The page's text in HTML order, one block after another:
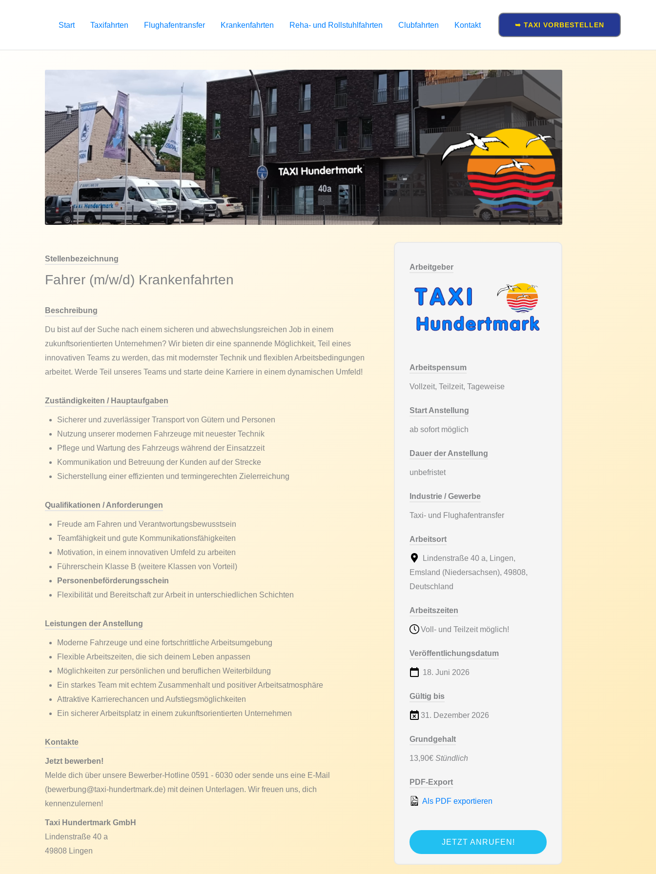
Start Taxifahrten Flughafentransfer Krankenfahrten Reha- und Rollstuhlfahrten Clubfahrten Kontakt ➥ TAXI VORBESTELLEN
Stellenbezeichnung
Fahrer (m/w/d) Krankenfahrten
Beschreibung
Du bist auf der Suche nach einem sicheren und abwechslungsreichen Job in einem
zukunftsorientierten Unternehmen? Wir bieten dir eine spannende Möglichkeit, Teil eines
innovativen Teams zu werden, das mit modernster Technik und flexiblen Arbeitsbedingungen
arbeitet. Werde Teil unseres Teams und starte deine Karriere in einem dynamischen Umfeld!
Zuständigkeiten / Hauptaufgaben
Sicherer und zuverlässiger Transport von Gütern und Personen
Nutzung unserer modernen Fahrzeuge mit neuester Technik
Pflege und Wartung des Fahrzeugs während der Einsatzzeit
Kommunikation und Betreuung der Kunden auf der Strecke
Sicherstellung einer effizienten und termingerechten Zielerreichung
Qualifikationen / Anforderungen
Freude am Fahren und Verantwortungsbewusstsein
Teamfähigkeit und gute Kommunikationsfähigkeiten
Motivation, in einem innovativen Umfeld zu arbeiten
Führerschein Klasse B (weitere Klassen von Vorteil)
Personenbeförderungsschein
Flexibilität und Bereitschaft zur Arbeit in unterschiedlichen Schichten
Leistungen der Anstellung
Moderne Fahrzeuge und eine fortschrittliche Arbeitsumgebung
Flexible Arbeitszeiten, die sich deinem Leben anpassen
Möglichkeiten zur persönlichen und beruflichen Weiterbildung
Ein starkes Team mit echtem Zusammenhalt und positiver Arbeitsatmosphäre
Attraktive Karrierechancen und Aufstiegsmöglichkeiten
Ein sicherer Arbeitsplatz in einem zukunftsorientierten Unternehmen
Kontakte
Jetzt bewerben!
Melde dich über unsere Bewerber-Hotline 0591 - 6030 oder sende uns eine E-Mail
(bewerbung@taxi-hundertmark.de) mit deinen Unterlagen. Wir freuen uns, dich
kennenzulernen!
Taxi Hundertmark GmbH
Lindenstraße 40 a
49808 Lingen
Arbeitgeber
Arbeitspensum
Vollzeit, Teilzeit, Tageweise
Start Anstellung
ab sofort möglich
Dauer der Anstellung
unbefristet
Industrie / Gewerbe
Taxi- und Flughafentransfer
Arbeitsort
Lindenstraße 40 a, Lingen,
Emsland (Niedersachsen), 49808,
Deutschland
Arbeitszeiten
Voll- und Teilzeit möglich!
Veröffentlichungsdatum
18. Juni 2026
Gültig bis
31. Dezember 2026
Grundgehalt
13,90€ Stündlich
PDF-Export
Als PDF exportieren
JETZT ANRUFEN!